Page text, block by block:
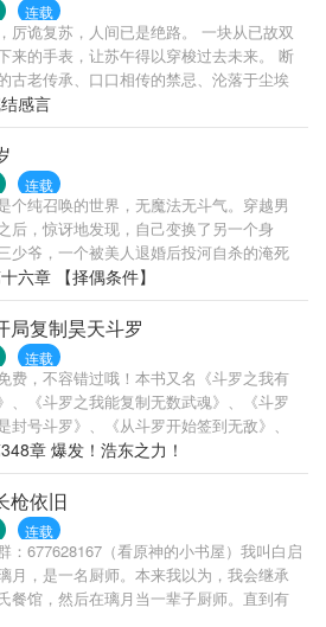
连载
厉诡复苏，人间已是绝路。 一块从已故双
来的手表，让苏午得以穿梭过去未来。 断
古老传承、口口相传的禁忌、沦落于尘埃
由此重新焕发生机。 密藏域中，以经咒、
的躯壳系缚厉诡的法门； 灶神教内，炼油
的技艺…… 薪火由此重燃， 笼罩现在与未
团，被火光映照出些微轮廓……
感言
连载
个纯召唤的世界，无魔法无斗气。穿越男
后，惊讶地发现，自己变换了另一个身
少爷，一个被美人退婚后投河自杀的淹死
岳家三少爷是个杯具男，是四大家族中公
废物，用了十五年时间还无法契约召唤宝
岳阳则不，他只需要一天……当别人为契
的时候，无数的神兽圣兽却跑
六章 【择偶条件】
局复制昊天斗罗
连载
费，不容错过哦！本书又名《斗罗之我有
、《斗罗之我能复制无数武魂》、《斗罗
封号斗罗》、《从斗罗开始签到无敌》、
到女神无敌》、《斗罗：复制成神》。叶
罗大陆，获得亿年镜像兽武魂，从此开始
哄的人生。“你是剑斗罗？不对，你是昊天
斗罗、菊斗罗？该死！你到底是谁？！”“我
，我只想告诉你，无论你有多强，我一定
为我能创造出另一个你。”“蓝电霸王龙家族
七宝琉璃宗愿依附！”“昊天宗愿依附！”“武魂
”“象甲宗愿依附！”“破之一族愿依附！”.....
章 爆发！浩东之力！
枪依旧
连载
：677628167（看原神的小书屋）我叫白启
月，是一名厨师。本来我以为，我会继承
餐馆，然后在璃月当一辈子厨师。直到有